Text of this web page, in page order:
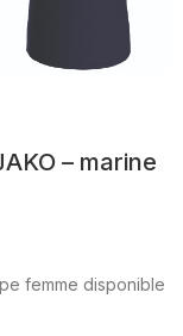
– marine
femme disponible